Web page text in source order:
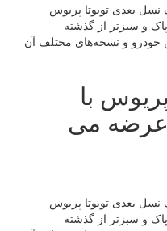
بعدی تویوتا پریوس
و سبزتر از گذشته
و نسخه‌های مختلف آن
با
می
بعدی تویوتا پریوس
و سبزتر از گذشته